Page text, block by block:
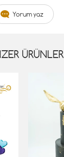
Yorum yaz
ÜRÜNLER